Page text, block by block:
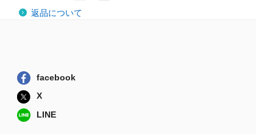
れも食いたい丸...
返品について
facebook
X
LINE